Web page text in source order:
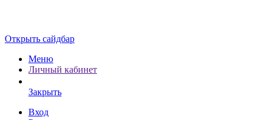
Открыть сайдбар
Меню
Личный кабинет
Закрыть
Вход